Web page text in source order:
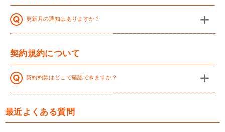
更新月の通知はありますか？
契約規約について
契約約款はどこで確認できますか？
最近よくある質問